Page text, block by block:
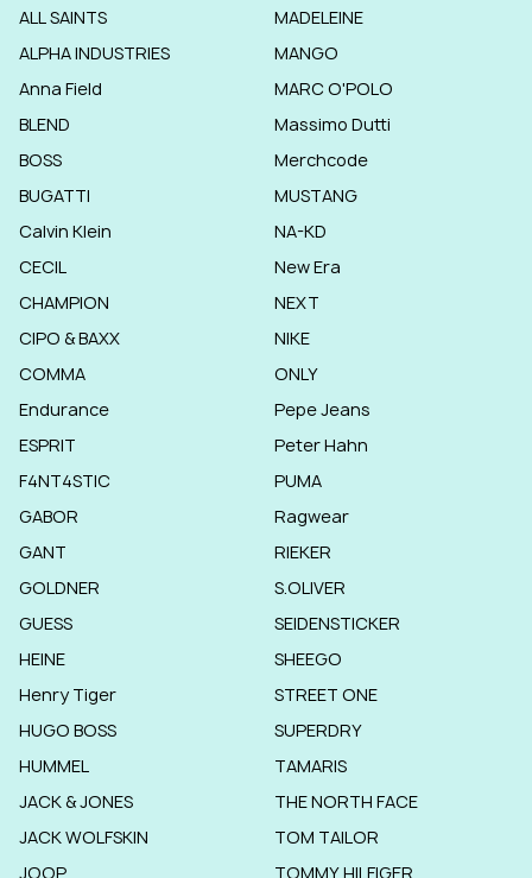
ALL SAINTS
ALPHA INDUSTRIES
Anna Field
BLEND
BOSS
BUGATTI
Calvin Klein
CECIL
CHAMPION
CIPO & BAXX
COMMA
Endurance
ESPRIT
F4NT4STIC
GABOR
GANT
GOLDNER
GUESS
HEINE
Henry Tiger
HUGO BOSS
HUMMEL
JACK & JONES
JACK WOLFSKIN
JOOP
MADELEINE
MANGO
MARC O'POLO
Massimo Dutti
Merchcode
MUSTANG
NA-KD
New Era
NEXT
NIKE
ONLY
Pepe Jeans
Peter Hahn
PUMA
Ragwear
RIEKER
S.OLIVER
SEIDENSTICKER
SHEEGO
STREET ONE
SUPERDRY
TAMARIS
THE NORTH FACE
TOM TAILOR
TOMMY HILFIGER